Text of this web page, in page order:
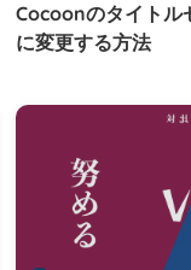
Cocoonのタイトル
に変更する方法